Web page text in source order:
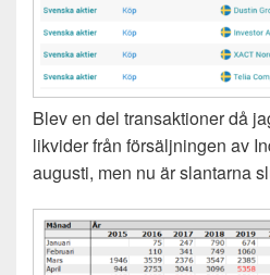
Blev en del transaktioner då
likvider från försäljningen av
augusti, men nu är slantarna